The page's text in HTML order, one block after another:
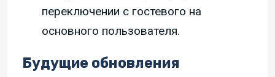
переключении с гостевого на
основного пользователя.
Будущие обновления